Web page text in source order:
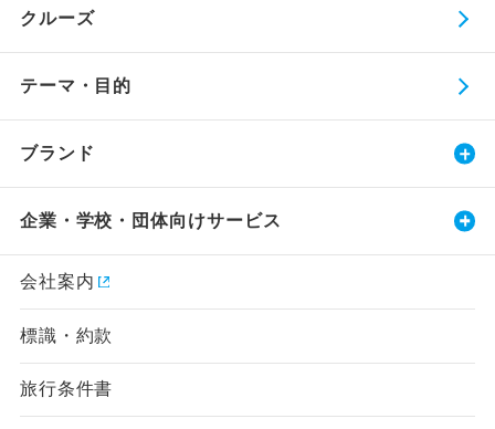
クルーズ
テーマ・目的
ブランド
企業・学校・団体向けサービス
会社案内
標識・約款
旅行条件書